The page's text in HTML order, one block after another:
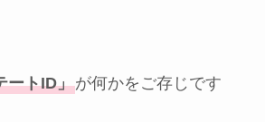
ートID」が何かをご存じです